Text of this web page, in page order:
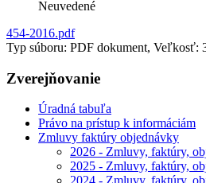
Neuvedené
454-2016.pdf
Typ súboru: PDF dokument, Veľkosť:
Zverejňovanie
Úradná tabuľa
Právo na prístup k informáciám
Zmluvy faktúry objednávky
2026 - Zmluvy, faktúry,
2025 - Zmluvy, faktúry,